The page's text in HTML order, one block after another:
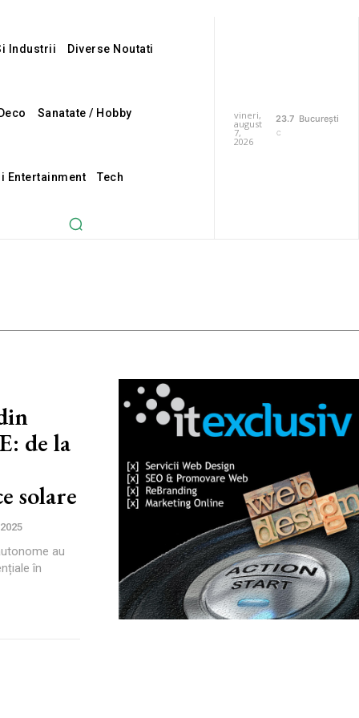
Industrii Diverse Noutati
Sanatate / Hobby
Entertainment Tech
vineri,
august
7,
2026
23.7
C
București
de la
solare
au
în